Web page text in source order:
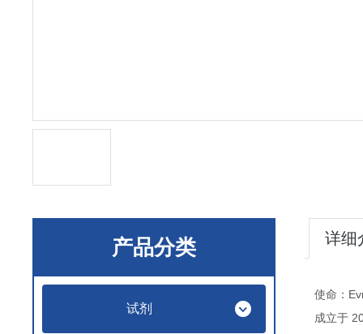
产品分类
试剂
详细
使命：
成立于